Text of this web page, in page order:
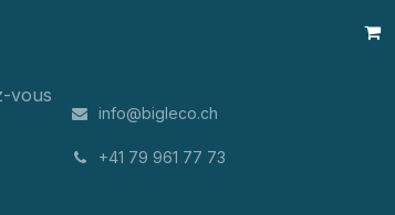
vous
info@bigleco.ch
+41 79 961 77 73